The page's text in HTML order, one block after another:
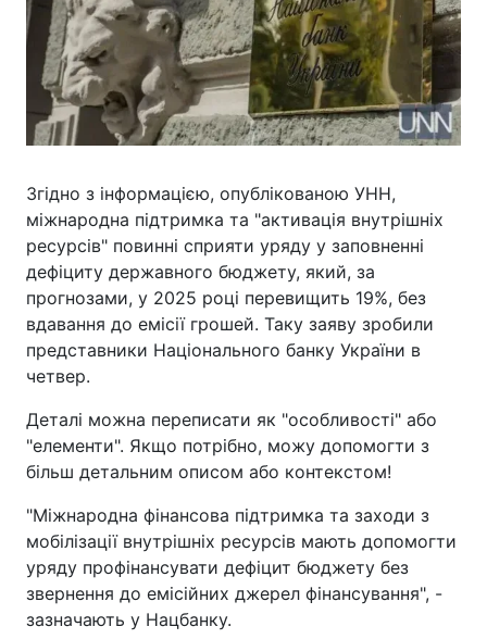
Згідно з інформацією, опублікованою УНН,
міжнародна підтримка та "активація внутрішніх
ресурсів" повинні сприяти уряду у заповненні
дефіциту державного бюджету, який, за
прогнозами, у 2025 році перевищить 19%, без
вдавання до емісії грошей. Таку заяву зробили
представники Національного банку України в
четвер.
Деталі можна переписати як "особливості" або
"елементи". Якщо потрібно, можу допомогти з
більш детальним описом або контекстом!
"Міжнародна фінансова підтримка та заходи з
мобілізації внутрішніх ресурсів мають допомогти
уряду профінансувати дефіцит бюджету без
звернення до емісійних джерел фінансування", -
зазначають у Нацбанку.